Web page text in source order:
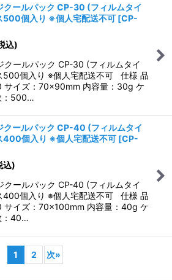
クールパック CP-30 (フィルムタイ
500個入り ※個人宅配送不可 [CP-
込)
クールパック CP-30 (フィルムタイ
500個入り ※個人宅配送不可 仕様 品
サイズ：70×90mm 内容量：30g ケ
：500…
クールパック CP-40 (フィルムタイ
400個入り ※個人宅配送不可 [CP-
込)
クールパック CP-40 (フィルムタイ
400個入り ※個人宅配送不可 仕様 品
サイズ：70×100mm 内容量：40g ケ
：40…
1 2 次»